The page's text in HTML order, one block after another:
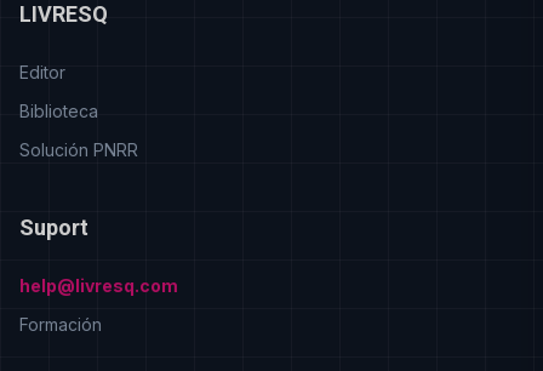
LIVRESQ
Editor
Biblioteca
Solución PNRR
Suport
help@livresq.com
Formación